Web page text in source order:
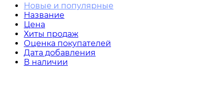
Новые и популярные
Название
Цена
Хиты продаж
Оценка покупателей
Дата добавления
В наличии